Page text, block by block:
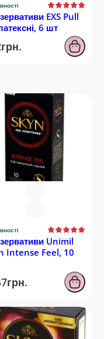
EXS Pull
6 шт
Unimil
Intense Feel, 10